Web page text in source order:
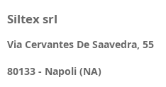
Siltex srl
Via Cervantes De Saavedra, 55
80133 - Napoli (NA)